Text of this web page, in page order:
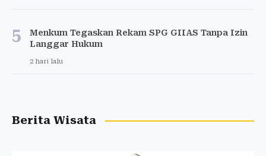
5
Menkum Tegaskan Rekam SPG GIIAS Tanpa Izin
Langgar Hukum
2 hari lalu
Berita Wisata